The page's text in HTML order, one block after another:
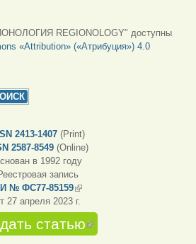
REGIONOLOGY" доступны
«Attribution» («Атрибуция») 4.0
2413-1407 (Print)
2587-8549 (Online)
в 1992 году
запись
№ ФС77-85159(внешняя ссылка)
27 апреля 2023 г.
статью